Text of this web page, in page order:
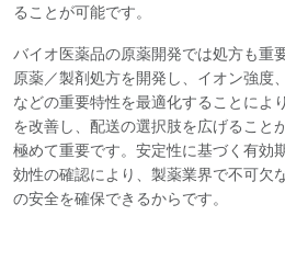
ることが可能です。
バイオ医薬品の原薬開発では処方も重
原薬／製剤処方を開発し、イオン強度
などの重要特性を最適化することによ
を改善し、配送の選択肢を広げること
極めて重要です。安定性に基づく有効
効性の確認により、製薬業界で不可欠
の安全を確保できるからです。